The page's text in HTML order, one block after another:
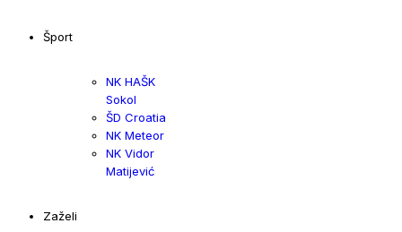
Šport
NK HAŠK
Sokol
ŠD Croatia
NK Meteor
NK Vidor
Matijević
Zaželi